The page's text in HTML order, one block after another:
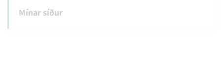
Mínar síður